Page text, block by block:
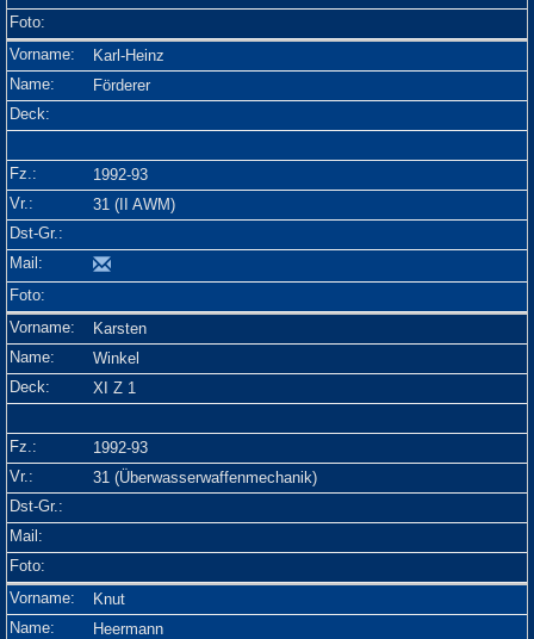
Karl-Heinz
Förderer
1992-93
31 (II AWM)
Karsten
Winkel
XI Z 1
1992-93
31 (Überwasserwaffenmechanik)
Knut
Heermann